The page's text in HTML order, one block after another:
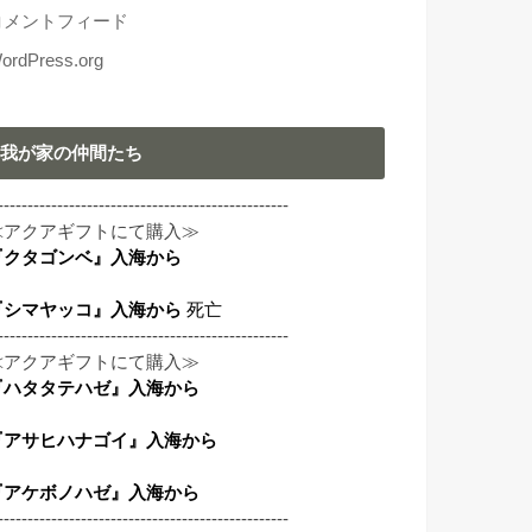
メントフィード
我が家の仲間たち
クアギフトにて購入≫
クタゴンベ』入海から
シマヤッコ』入海から 死亡
クアギフトにて購入≫
ハタタテハゼ』入海から
アサヒハナゴイ』入海から
アケボノハゼ』入海から